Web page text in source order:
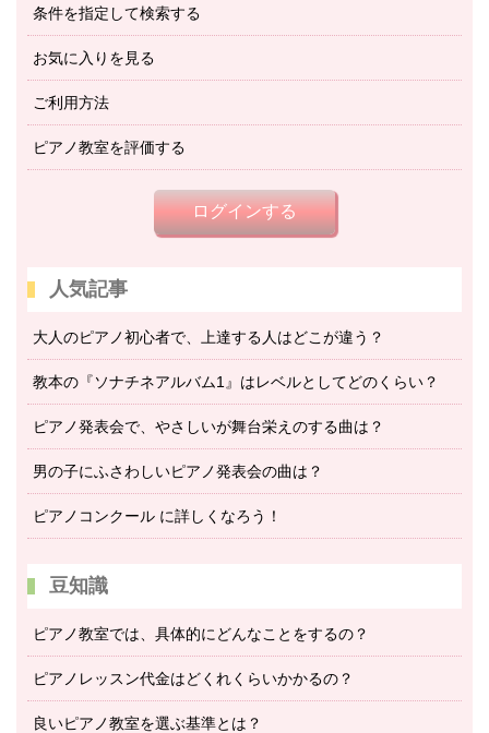
条件を指定して検索する
お気に入りを見る
ご利用方法
ピアノ教室を評価する
ログインする
人気記事
大人のピアノ初心者で、上達する人はどこが違う？
教本の『ソナチネアルバム1』はレベルとしてどのくらい？
ピアノ発表会で、やさしいが舞台栄えのする曲は？
男の子にふさわしいピアノ発表会の曲は？
ピアノコンクール に詳しくなろう！
豆知識
ピアノ教室では、具体的にどんなことをするの？
ピアノレッスン代金はどくれくらいかかるの？
良いピアノ教室を選ぶ基準とは？